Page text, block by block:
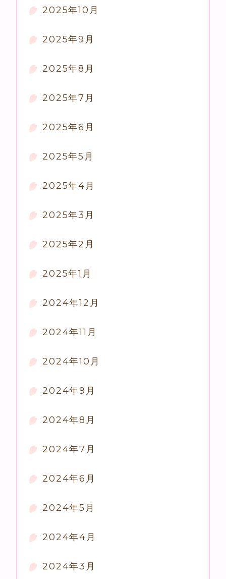
2025年10月
2025年9月
2025年8月
2025年7月
2025年6月
2025年5月
2025年4月
2025年3月
2025年2月
2025年1月
2024年12月
2024年11月
2024年10月
2024年9月
2024年8月
2024年7月
2024年6月
2024年5月
2024年4月
2024年3月